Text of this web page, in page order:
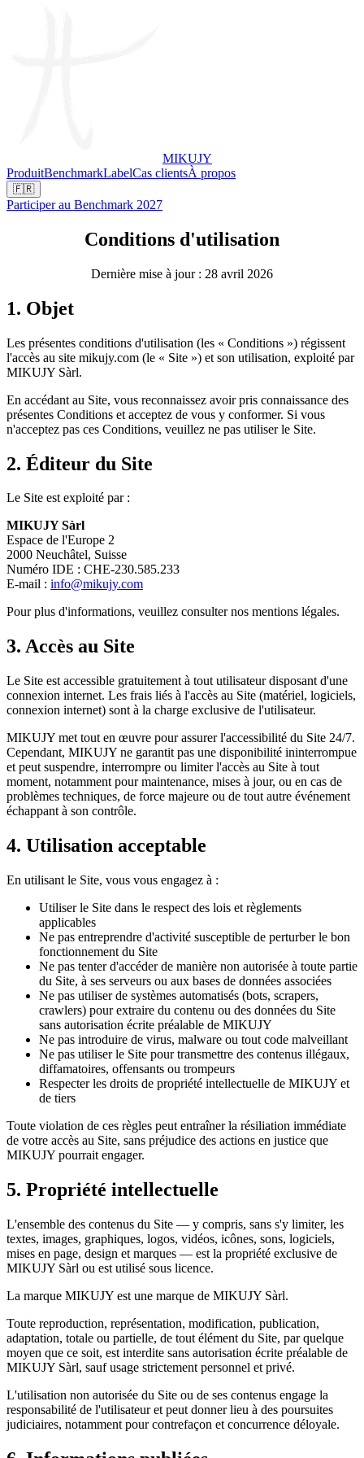
MIKUJY
ProduitBenchmarkLabelCas clientsÀ propos
🇫🇷
Participer au Benchmark 2027
Conditions d'utilisation
Dernière mise à jour : 28 avril 2026
1. Objet
Les présentes conditions d'utilisation (les « Conditions ») régissent
l'accès au site mikujy.com (le « Site ») et son utilisation, exploité par
MIKUJY Sàrl.
En accédant au Site, vous reconnaissez avoir pris connaissance des
présentes Conditions et acceptez de vous y conformer. Si vous
n'acceptez pas ces Conditions, veuillez ne pas utiliser le Site.
2. Éditeur du Site
Le Site est exploité par :
MIKUJY Sàrl
Espace de l'Europe 2
2000 Neuchâtel, Suisse
Numéro IDE : CHE-230.585.233
E-mail : info@mikujy.com
Pour plus d'informations, veuillez consulter nos mentions légales.
3. Accès au Site
Le Site est accessible gratuitement à tout utilisateur disposant d'une
connexion internet. Les frais liés à l'accès au Site (matériel, logiciels,
connexion internet) sont à la charge exclusive de l'utilisateur.
MIKUJY met tout en œuvre pour assurer l'accessibilité du Site 24/7.
Cependant, MIKUJY ne garantit pas une disponibilité ininterrompue
et peut suspendre, interrompre ou limiter l'accès au Site à tout
moment, notamment pour maintenance, mises à jour, ou en cas de
problèmes techniques, de force majeure ou de tout autre événement
échappant à son contrôle.
4. Utilisation acceptable
En utilisant le Site, vous vous engagez à :
Utiliser le Site dans le respect des lois et règlements
applicables
Ne pas entreprendre d'activité susceptible de perturber le bon
fonctionnement du Site
Ne pas tenter d'accéder de manière non autorisée à toute partie
du Site, à ses serveurs ou aux bases de données associées
Ne pas utiliser de systèmes automatisés (bots, scrapers,
crawlers) pour extraire du contenu ou des données du Site
sans autorisation écrite préalable de MIKUJY
Ne pas introduire de virus, malware ou tout code malveillant
Ne pas utiliser le Site pour transmettre des contenus illégaux,
diffamatoires, offensants ou trompeurs
Respecter les droits de propriété intellectuelle de MIKUJY et
de tiers
Toute violation de ces règles peut entraîner la résiliation immédiate
de votre accès au Site, sans préjudice des actions en justice que
MIKUJY pourrait engager.
5. Propriété intellectuelle
L'ensemble des contenus du Site — y compris, sans s'y limiter, les
textes, images, graphiques, logos, vidéos, icônes, sons, logiciels,
mises en page, design et marques — est la propriété exclusive de
MIKUJY Sàrl ou est utilisé sous licence.
La marque MIKUJY est une marque de MIKUJY Sàrl.
Toute reproduction, représentation, modification, publication,
adaptation, totale ou partielle, de tout élément du Site, par quelque
moyen que ce soit, est interdite sans autorisation écrite préalable de
MIKUJY Sàrl, sauf usage strictement personnel et privé.
L'utilisation non autorisée du Site ou de ses contenus engage la
responsabilité de l'utilisateur et peut donner lieu à des poursuites
judiciaires, notamment pour contrefaçon et concurrence déloyale.